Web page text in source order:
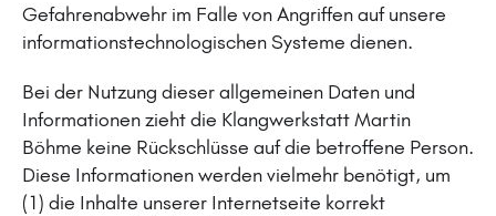
Gefahrenabwehr im Falle von Angriffen auf unsere
informationstechnologischen Systeme dienen.
Bei der Nutzung dieser allgemeinen Daten und
Informationen zieht die Klangwerkstatt Martin
Böhme keine Rückschlüsse auf die betroffene Person.
Diese Informationen werden vielmehr benötigt, um
(1) die Inhalte unserer Internetseite korrekt